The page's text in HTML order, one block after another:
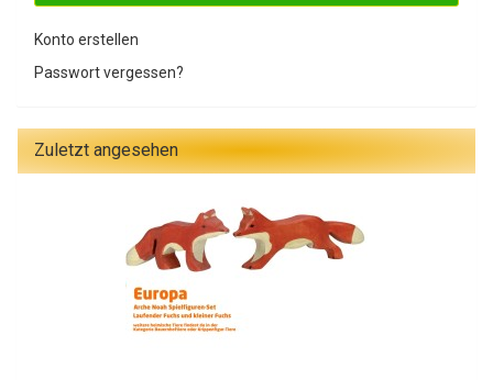
Konto erstellen
Passwort vergessen?
Zuletzt angesehen